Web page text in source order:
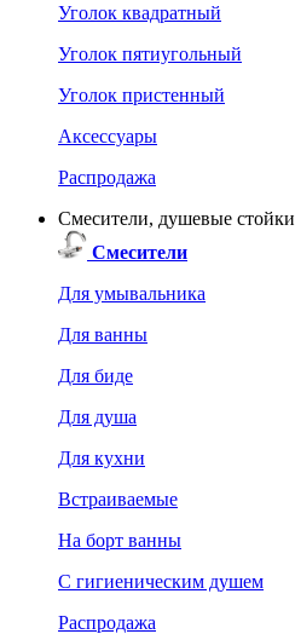
Уголок квадратный
Уголок пятиугольный
Уголок пристенный
Аксессуары
Распродажа
Смесители, душевые стойки
Смесители
Для умывальника
Для ванны
Для биде
Для душа
Для кухни
Встраиваемые
На борт ванны
C гигиеническим душем
Распродажа